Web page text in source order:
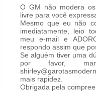
O GM não modera
livre para você
Mesmo que eu não
imediatamente, leio
meu e-mail e
respondo assim que
Se alguém tiver uma
por favor,
mais rapidez.
Obrigada pela